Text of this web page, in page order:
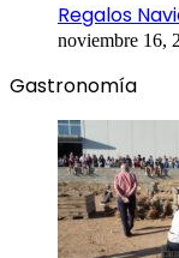
Regalos
noviembre 16,
Gastronomía